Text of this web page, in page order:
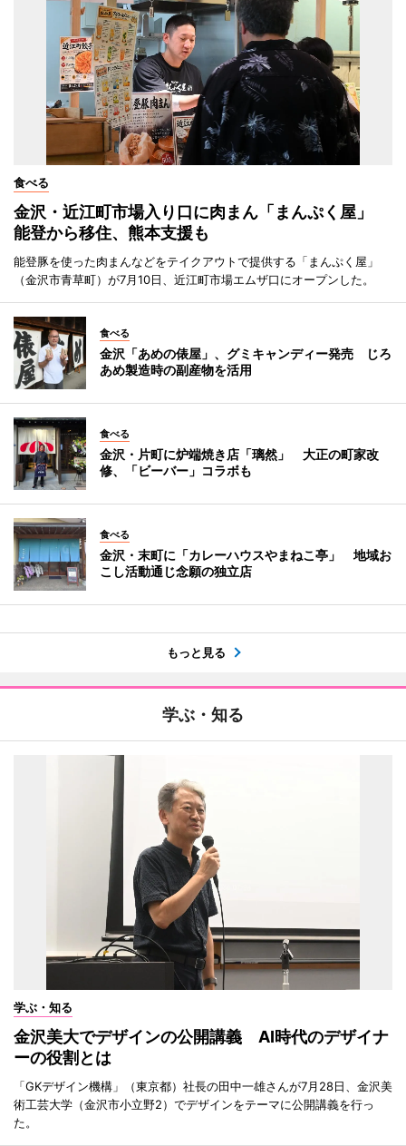
食べる
金沢・近江町市場入り口に肉まん「まんぷく屋」
能登から移住、熊本支援も
能登豚を使った肉まんなどをテイクアウトで提供する「まんぷく屋」
（金沢市青草町）が7月10日、近江町市場エムザ口にオープンした。
食べる
金沢「あめの俵屋」、グミキャンディー発売 じろ
あめ製造時の副産物を活用
食べる
金沢・片町に炉端焼き店「璃然」 大正の町家改
修、「ビーバー」コラボも
食べる
金沢・末町に「カレーハウスやまねこ亭」 地域お
こし活動通じ念願の独立店
もっと見る
学ぶ・知る
学ぶ・知る
金沢美大でデザインの公開講義 AI時代のデザイナ
ーの役割とは
「GKデザイン機構」（東京都）社長の田中一雄さんが7月28日、金沢美
術工芸大学（金沢市小立野2）でデザインをテーマに公開講義を行っ
た。